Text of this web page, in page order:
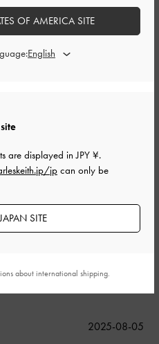
じないくらい安定感があり歩き
5cmですが36/23cmでぴった
かった
公
2025-08-05
are displayed inJPY ¥.
jpcan only be
SITE
OF AMERICA SITE
about international shipping.